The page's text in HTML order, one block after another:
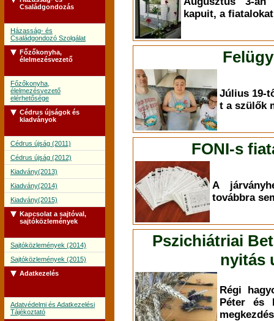
Családgondozás
Házasság- és
Családgondozó Szolgálat
Főzőkonyha,
élelmezésvezető
Főzőkonyha,
élelmezésvezető
elérhetősége
Cédrus újságok és
kiadványok
Cédrus újság (2011)
Cédrus újság (2012)
Kiadvány(2013)
Kiadvány(2014)
Kiadvány(2015)
Kapcsolat a sajtóval,
sajtóközlemények
Sajtóközlemények (2014)
Sajtóközlemények (2015)
Adatkezelés
Adatvédelmi és Adatkezelési
Tájékoztató
kapuit, a
Július 19-
t a szülők
FONI-s
A
továbbra
Pszichiátriai
nyitás
Régi
Péter és